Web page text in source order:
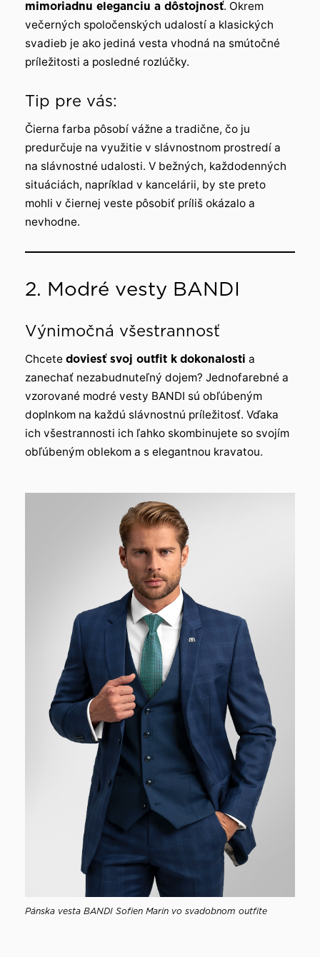
mimoriadnu eleganciu a dôstojnosť. Okrem
večerných spoločenských udalostí a klasických
svadieb je ako jediná vesta vhodná na smútočné
príležitosti a posledné rozlúčky.
Tip pre vás:
Čierna farba pôsobí vážne a tradične, čo ju
predurčuje na využitie v slávnostnom prostredí a
na slávnostné udalosti. V bežných, každodenných
situáciách, napríklad v kancelárii, by ste preto
mohli v čiernej veste pôsobiť príliš okázalo a
nevhodne.
2. Modré vesty BANDI
Výnimočná všestrannosť
Chcete doviesť svoj outfit k dokonalosti a
zanechať nezabudnuteľný dojem? Jednofarebné a
vzorované modré vesty BANDI sú obľúbeným
doplnkom na každú slávnostnú príležitosť. Vďaka
ich všestrannosti ich ľahko skombinujete so svojím
obľúbeným oblekom a s elegantnou kravatou.
Pánska vesta BANDI Sofien Marin vo svadobnom outfite